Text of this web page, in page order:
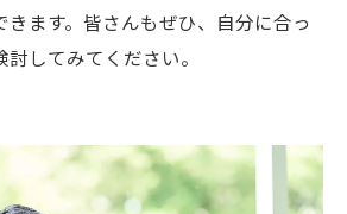
きます。皆さんもぜひ、自分に合っ
してみてください。